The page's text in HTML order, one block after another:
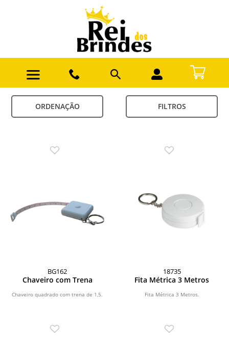
ORDENAÇÃO FILTROS
BG162
Chaveiro com Trena
Chaveiro quadrado com trena de 1,5.
18735
Fita Métrica 3 Metros
Fita Métrica 3 Metros.